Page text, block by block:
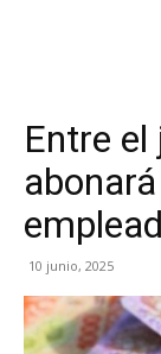
Entre el
10 junio, 2025